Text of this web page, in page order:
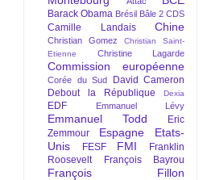
Barack Obama Brésil Bâle 2 CDS
Camille Landais Chine
Christian Gomez
Christian Saint-
Etienne
Christine Lagarde
Commission européenne
Corée du Sud
David Cameron
Debout la République
Dexia
EDF Emmanuel Lévy
Emmanuel Todd
Eric
Zemmour
Espagne
Etats-
Unis
FESF FMI
Franklin
Roosevelt
François Bayrou
François Fillon